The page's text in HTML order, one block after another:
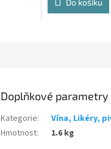
Do košíku
Doplňkové parametry
Kategorie:
Vína, Likéry,
Hmotnost: 1.6 kg